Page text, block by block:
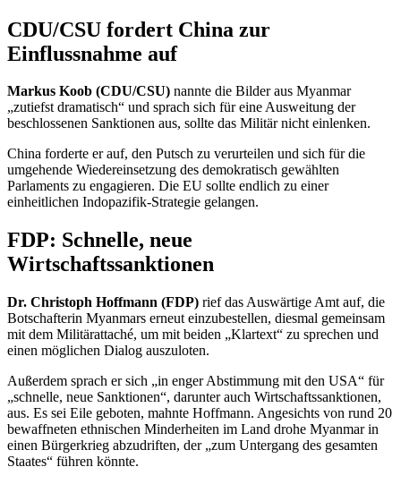
CDU/CSU fordert China zur
Einflussnahme auf
Markus Koob (CDU/CSU) nannte die Bilder aus Myanmar
„zutiefst dramatisch“ und sprach sich für eine Ausweitung der
beschlossenen Sanktionen aus, sollte das Militär nicht einlenken.
China forderte er auf, den Putsch zu verurteilen und sich für die
umgehende Wiedereinsetzung des demokratisch gewählten
Parlaments zu engagieren. Die EU sollte endlich zu einer
einheitlichen Indopazifik-Strategie gelangen.
FDP: Schnelle, neue
Wirtschaftssanktionen
Dr. Christoph Hoffmann (FDP) rief das Auswärtige Amt auf, die
Botschafterin Myanmars erneut einzubestellen, diesmal gemeinsam
mit dem Militärattaché, um mit beiden „Klartext“ zu sprechen und
einen möglichen Dialog auszuloten.
Außerdem sprach er sich „in enger Abstimmung mit den USA“ für
„schnelle, neue Sanktionen“, darunter auch Wirtschaftssanktionen,
aus. Es sei Eile geboten, mahnte Hoffmann. Angesichts von rund 20
bewaffneten ethnischen Minderheiten im Land drohe Myanmar in
einen Bürgerkrieg abzudriften, der „zum Untergang des gesamten
Staates“ führen könnte.